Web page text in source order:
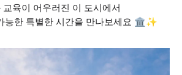
육이 어우러진 이 도시에서
능한 특별한 시간을 만나보세요 🏛️✨